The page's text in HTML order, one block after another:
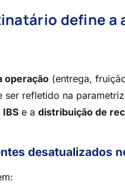
define a
operação (entrega,
refletido na
e a distribuição de
desatualizados